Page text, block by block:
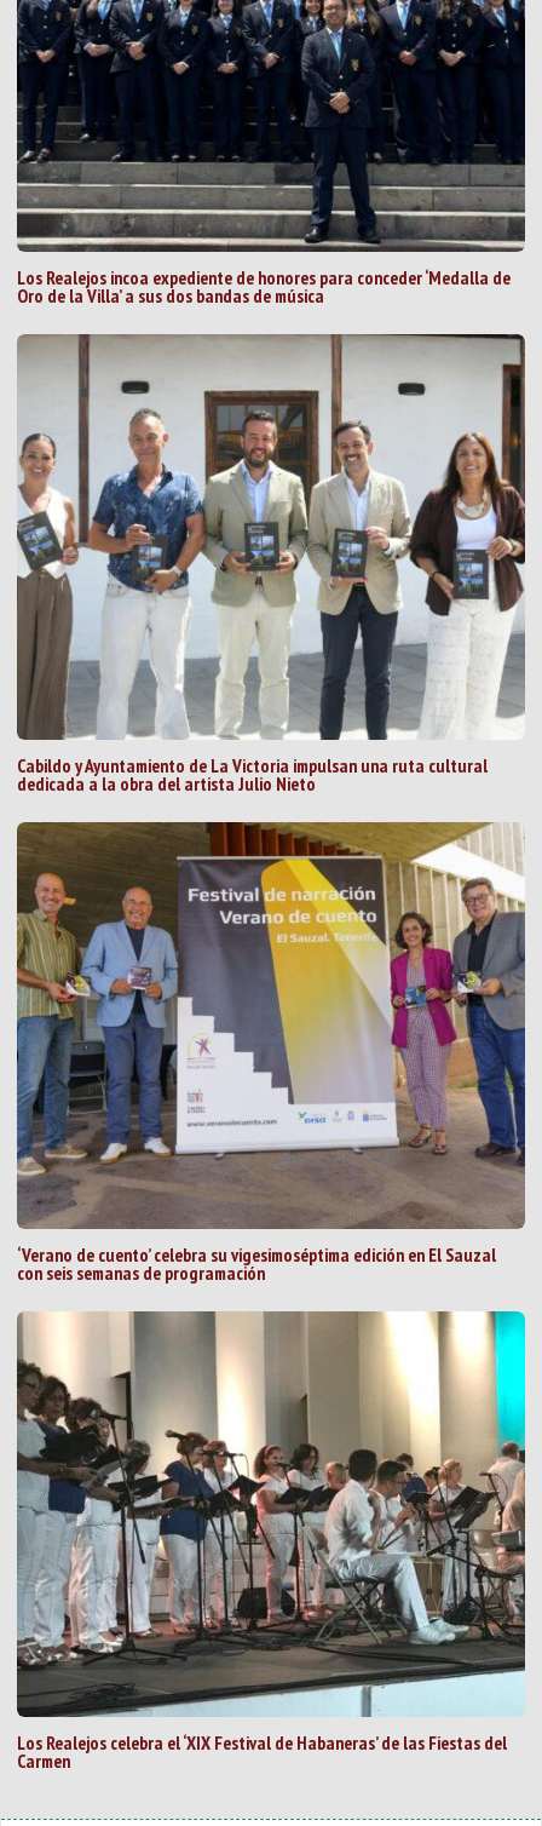
Los Realejos incoa expediente de honores para conceder ‘Medalla de
Oro de la Villa’ a sus dos bandas de música
Cabildo y Ayuntamiento de La Victoria impulsan una ruta cultural
dedicada a la obra del artista Julio Nieto
‘Verano de cuento’ celebra su vigesimoséptima edición en El Sauzal
con seis semanas de programación
Los Realejos celebra el ‘XIX Festival de Habaneras’ de las Fiestas del
Carmen